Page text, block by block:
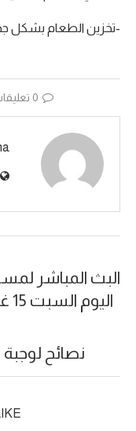
-تخزين الطعام بشكل
0 تعليقات
البث المباشر
اليوم السبت 15 غشت الساعة السادسة مساء
نصائح